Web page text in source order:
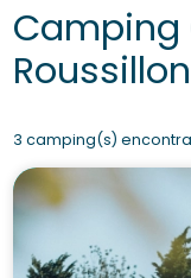
Roussillon
3 camping(s)